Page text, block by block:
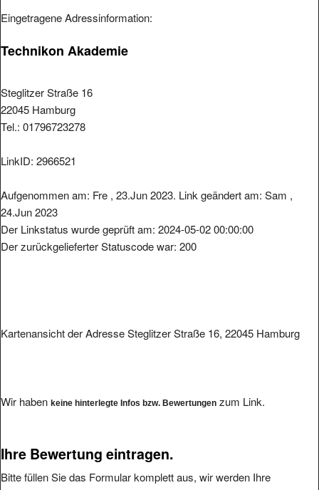
Eingetragene Adressinformation:
Technikon Akademie
Steglitzer Straße 16
22045 Hamburg
Tel.: 01796723278
LinkID: 2966521
Aufgenommen am: Fre , 23.Jun 2023. Link geändert am: Sam ,
24.Jun 2023
Der Linkstatus wurde geprüft am: 2024-05-02 00:00:00
Der zurückgelieferter Statuscode war: 200
Kartenansicht der Adresse Steglitzer Straße 16, 22045 Hamburg
Wir haben keine hinterlegte Infos bzw. Bewertungen zum Link.
Ihre Bewertung eintragen.
Bitte füllen Sie das Formular komplett aus, wir werden Ihre